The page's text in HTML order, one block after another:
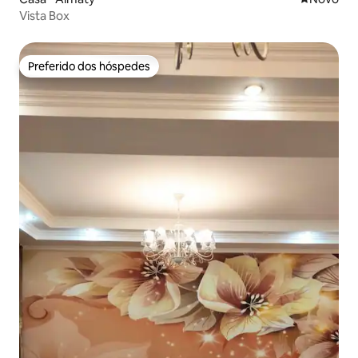
Vista Box
Preferido dos hóspedes
Preferido dos hóspedes